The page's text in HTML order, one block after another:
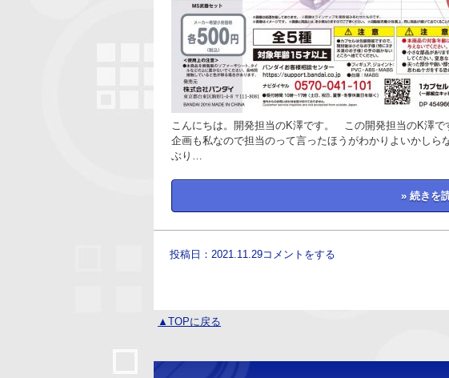
こんにちは。開発担当のK澤です。 この開発担当のK澤で
企画も私なので担当のって言ったほうがわかりよいかしら
ぶり…
» 続きを
投稿日：2021.11.29コメントをする
▲TOPに戻る